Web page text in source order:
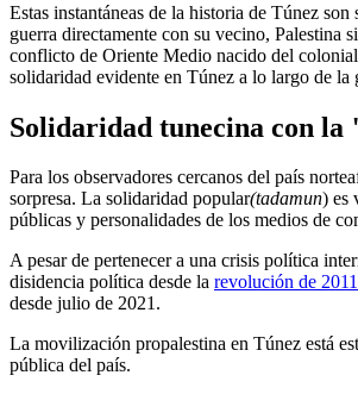
Estas instantáneas de la historia de Túnez
guerra directamente con su vecino, Palestina
conflicto de Oriente Medio nacido del
solidaridad evidente en Túnez a lo largo de la
Solidaridad tunecina con la
Para los observadores cercanos del país
sorpresa. La solidaridad popular(tadamun) es
públicas y personalidades de los medios de
A pesar de pertenecer a una crisis política
disidencia política desde la revolución de 2011
desde julio de 2021.
La movilización propalestina en Túnez está
pública del país.